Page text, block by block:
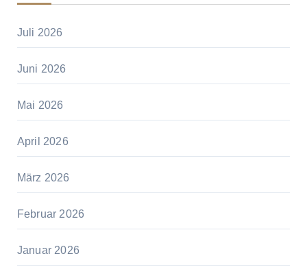
Juli 2026
Juni 2026
Mai 2026
April 2026
März 2026
Februar 2026
Januar 2026